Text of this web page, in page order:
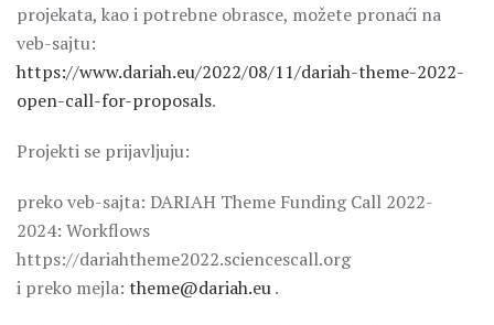
projekata, kao i potrebne obrasce, možete pronaći na
veb-sajtu:
https://www.dariah.eu/2022/08/11/dariah-theme-2022-
open-call-for-proposals.
Projekti se prijavljuju:
preko veb-sajta: DARIAH Theme Funding Call 2022-
2024: Workflows
https://dariahtheme2022.sciencescall.org
i preko mejla: theme@dariah.eu.